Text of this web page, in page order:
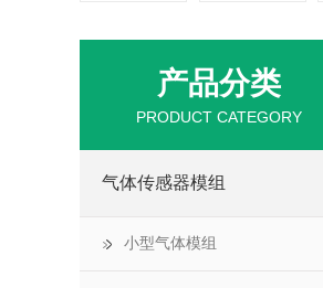
产品分类
PRODUCT CATEGORY
气体传感器模组
小型气体模组